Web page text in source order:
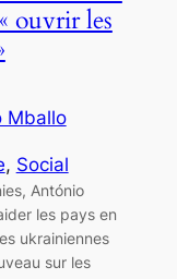
ouvrir les
Mballo
, Social
António
les pays en
ukrainiennes
sur les